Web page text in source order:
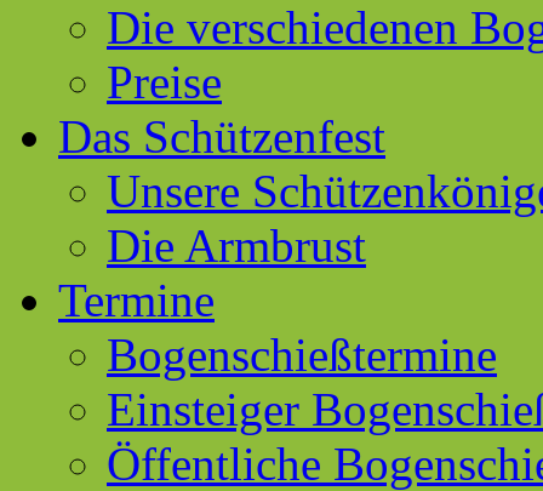
Die verschiedenen
Preise
Das Schützenfest
Unsere
Die Armbrust
Termine
Bogenschießtermine
Einsteiger
Öffentliche